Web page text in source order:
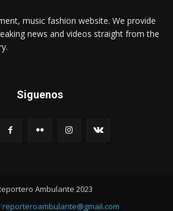
music fashion website. We provide
news and videos straight from the
Siguenos
Ambulante 2023
reporteroambulante@gmail.com